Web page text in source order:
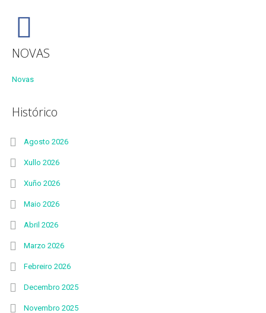
NOVAS
Novas
Histórico
Agosto 2026
Xullo 2026
Xuño 2026
Maio 2026
Abril 2026
Marzo 2026
Febreiro 2026
Decembro 2025
Novembro 2025